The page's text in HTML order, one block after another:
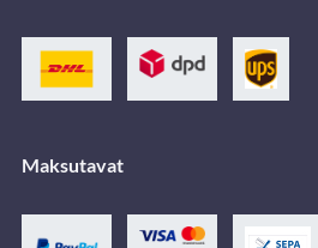
Maksutavat